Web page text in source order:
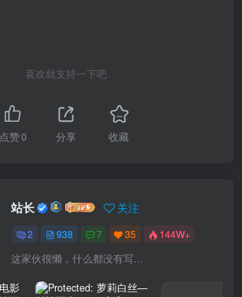
喜欢就支持一下吧
点赞0 分享 收藏
站长 关注
2 938 7 35 144W+
这家伙很懒，什么都没有写...